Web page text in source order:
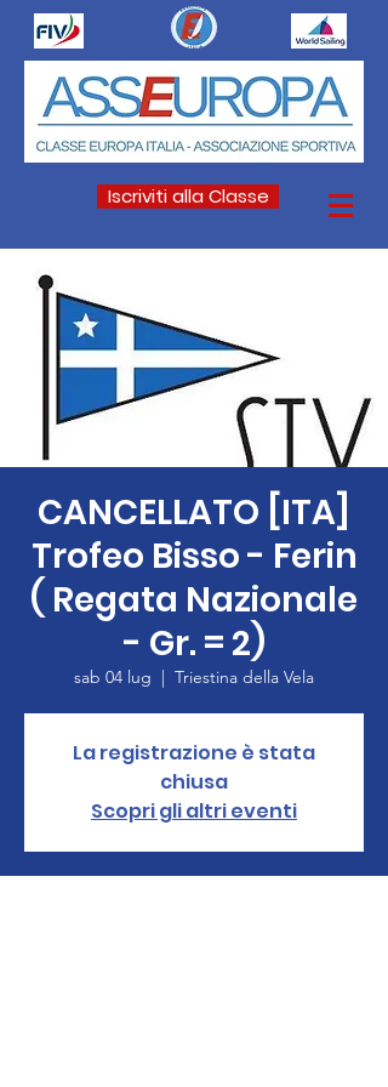
Iscriviti alla Classe
CANCELLATO [ITA]
Trofeo Bisso - Ferin
( Regata Nazionale
- Gr. = 2)
sab 04 lug
  |
Triestina della Vela
La registrazione è stata
chiusa
Scopri gli altri eventi